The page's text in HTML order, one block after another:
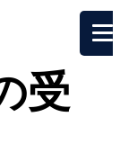
受